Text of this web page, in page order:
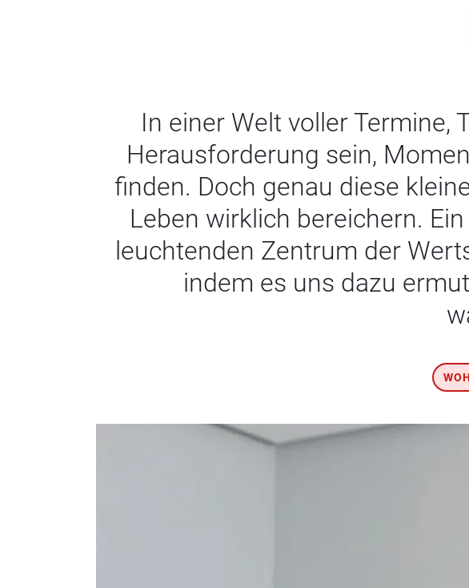
In einer Welt voller Termine,
Herausforderung sein,
finden. Doch genau diese
Leben wirklich bereichern.
leuchtenden Zentrum der
indem es uns dazu